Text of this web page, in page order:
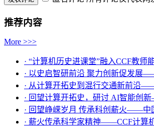
推荐内容
More >>>
· “计算机历史进课堂”融入CCF教师
· 以史启智研前沿 聚力创新促发展
· 从计算开拓史到混行交通新前沿
· 回望计算开拓史，研讨 AI智能创
· 回望峥嵘岁月 传承科创薪火——中
· 薪火传承科学家精神——CCF计算